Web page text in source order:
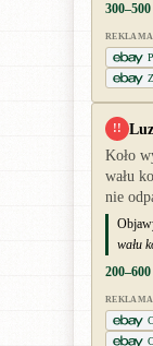
300–500
REKLAMA
!!
Koło
wału
nie
wału
200–600
REKLAMA